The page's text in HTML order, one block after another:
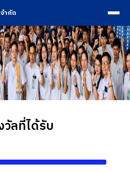
ำกัด
วัลที่ได้รับ